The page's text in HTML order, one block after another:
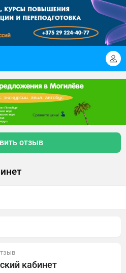
отзыв
кабинет